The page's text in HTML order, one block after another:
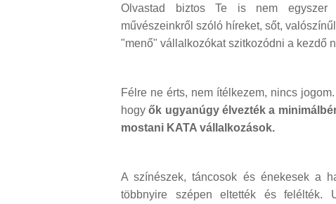
Olvastad biztos Te is nem egyszer
művészeinkről szóló híreket, sőt,
"menő" vállalkozókat szitkozódni a kezdő
Félre ne érts, nem ítélkezem, nincs
hogyők ugyanúgy élvezték a
mostani KATA vállalkozások.
A színészek, táncosok és énekesek a
többnyire szépen eltették és felélték.